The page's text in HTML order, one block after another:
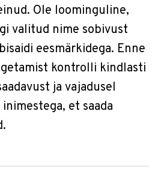
Ole loominguline,
valitud nime sobivust
eesmärkidega. Enne
kontrolli kindlasti
ja vajadusel
et saada